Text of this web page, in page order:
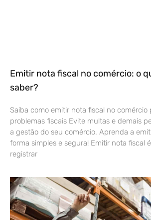
Emitir nota fiscal no comércio: o
saber?
Saiba como emitir nota fiscal no comércio
problemas fiscais Evite multas e demais
a gestão do seu comércio. Aprenda a
forma simples e segura! Emitir nota fiscal
registrar